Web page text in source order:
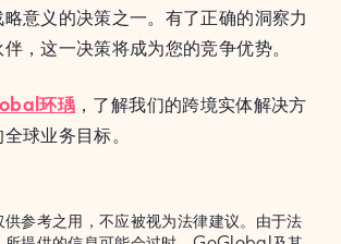
意义的决策之一。有了正确的洞察力
，这一决策将成为您的竞争优势。
环瑀 ，了解我们的跨境实体解决方
球业务目标。
参考之用，不应被视为法律建议。由于法